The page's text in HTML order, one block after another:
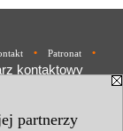
partnerzy
• Patronat •
kontaktowy